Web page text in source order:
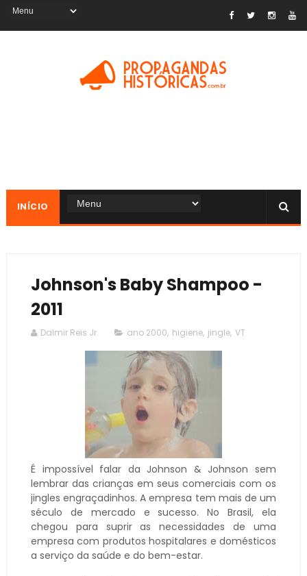
INÍCIO
Johnson's Baby Shampoo -
2011
Dalmir Reis Jr. ano 2000, higiene, jingle, VT
É impossível falar da Johnson & Johnson sem
lembrar das crianças em seus comerciais com os
jingles engraçadinhos. A empresa tem mais de um
século de mercado e sucesso. No Brasil, ela
chegou para suprir as necessidades de uma
empresa com produtos hospitalares e domésticos
a serviço da saúde e do bem-estar.